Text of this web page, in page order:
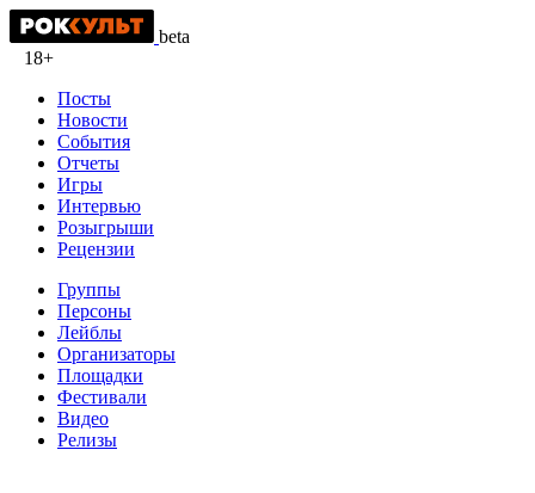
beta
18+
Посты
Новости
События
Отчеты
Игры
Интервью
Розыгрыши
Рецензии
Группы
Персоны
Лейблы
Организаторы
Площадки
Фестивали
Видео
Релизы